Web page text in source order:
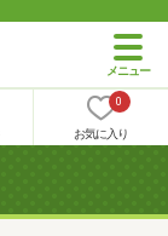
0
お気に入り